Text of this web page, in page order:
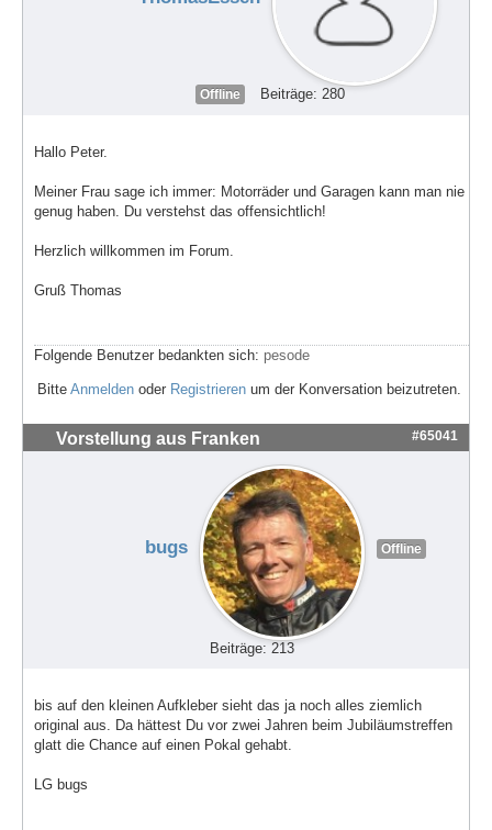
Offline Beiträge: 280
Hallo Peter.
Meiner Frau sage ich immer: Motorräder und Garagen kann man nie
genug haben. Du verstehst das offensichtlich!
Herzlich willkommen im Forum.
Gruß Thomas
Folgende Benutzer bedankten sich: pesode
Bitte Anmelden oder Registrieren um der Konversation beizutreten.
Vorstellung aus Franken #65041
bugs Offline
Beiträge: 213
bis auf den kleinen Aufkleber sieht das ja noch alles ziemlich
original aus. Da hättest Du vor zwei Jahren beim Jubiläumstreffen
glatt die Chance auf einen Pokal gehabt.
LG bugs